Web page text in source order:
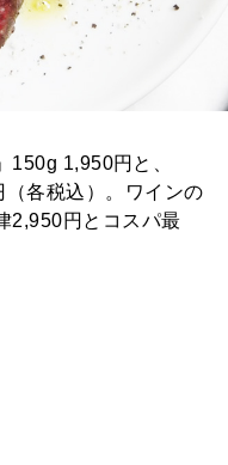
150g 1,950円と、
（各税込）。ワインの
2,950円とコスパ最